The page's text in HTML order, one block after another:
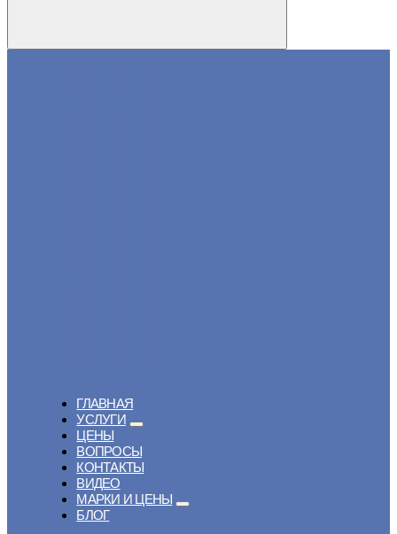
ГЛАВНАЯ
УСЛУГИ
ЦЕНЫ
ВОПРОСЫ
КОНТАКТЫ
ВИДЕО
МАРКИ И ЦЕНЫ
БЛОГ